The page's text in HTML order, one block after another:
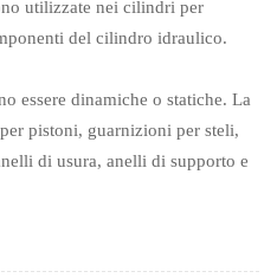
utilizzate nei cilindri per
del cilindro idraulico.
essere dinamiche o statiche. La
pistoni, guarnizioni per steli,
di usura, anelli di supporto e